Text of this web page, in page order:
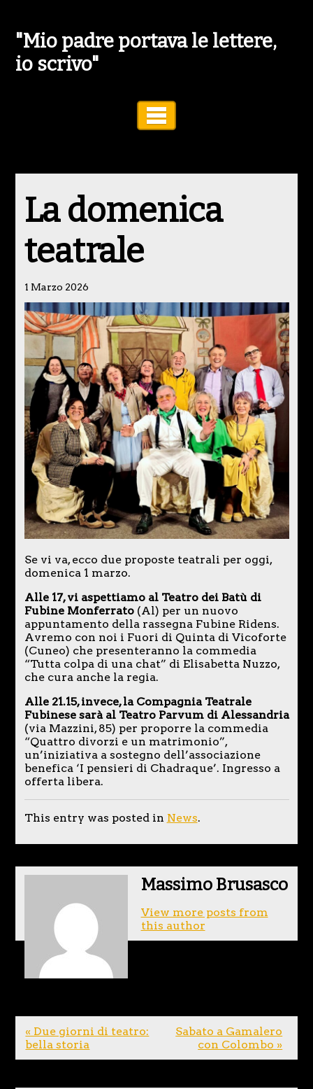
"Mio padre portava le lettere,
io scrivo"
La domenica
teatrale
1 Marzo 2026
Se vi va, ecco due proposte teatrali per oggi,
domenica 1 marzo.
Alle 17, vi aspettiamo al Teatro dei Batù di
Fubine Monferrato(Al) per un nuovo
appuntamento della rassegna Fubine Ridens.
Avremo con noi i Fuori di Quinta di Vicoforte
(Cuneo) che presenteranno la commedia
“Tutta colpa di una chat” di Elisabetta Nuzzo,
che cura anche la regia.
Alle 21.15, invece, la Compagnia Teatrale
Fubinese sarà al Teatro Parvum di Alessandria
(via Mazzini, 85) per proporre la commedia
“Quattro divorzi e un matrimonio”,
un’iniziativa a sostegno dell’associazione
benefica ‘I pensieri di Chadraque’. Ingresso a
offerta libera.
This entry was posted in News.
Massimo Brusasco
View more posts from
this author
« Due giorni di teatro:
bella storia
Sabato a Gamalero
con Colombo »